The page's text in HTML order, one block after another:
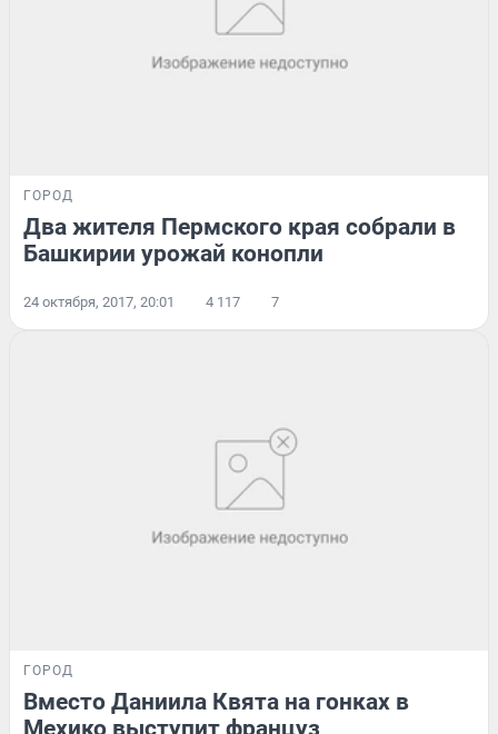
ГОРОД
Два жителя Пермского края собрали в
Башкирии урожай конопли
24 октября, 2017, 20:01 4 117 7
ГОРОД
Вместо Даниила Квята на гонках в
Мехико выступит француз